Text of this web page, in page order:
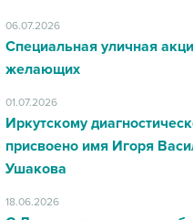
06.07.2026
Специальная уличная
желающих
01.07.2026
Иркутскому
присвоено имя Игоря
Ушакова
18.06.2026